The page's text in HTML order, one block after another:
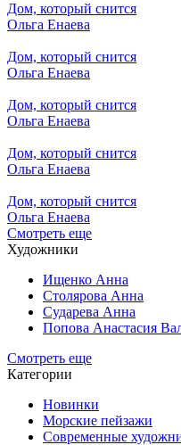
Дом, который снится
Ольга Енаева
Дом, который снится
Ольга Енаева
Дом, который снится
Ольга Енаева
Дом, который снится
Ольга Енаева
Дом, который снится
Ольга Енаева
Смотреть еще
Художники
Ищенко Анна
Столярова Анна
Сударева Анна
Попова Анастасия
Смотреть еще
Категории
Новинки
Морские пейзажи
Современные